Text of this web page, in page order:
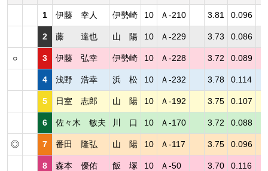
1 伊藤 幸人 伊勢崎 10 Ａ-210 3.81 0.096
2 藤 達也 山 陽 10 Ａ-229 3.73 0.086
○ 3 伊藤 弘幸 伊勢崎 10 Ａ-228 3.72 0.089
4 浅野 浩幸 浜 松 10 Ａ-232 3.78 0.114
5 日室 志郎 山 陽 10 Ａ-192 3.75 0.107
6 佐々木 敏夫 川 口 10 Ａ-170 3.72 0.088
◎ 7 番田 隆弘 山 陽 10 Ａ-117 3.75 0.096
8 森本 優佑 飯 塚 10 Ａ-50 3.70 0.116